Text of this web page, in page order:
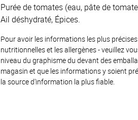
Purée de tomates (eau, pâte de
Ail déshydraté, Épices.
Pour avoir les informations les plus
nutritionnelles et les allergènes - veuillez
niveau du graphisme du devant des
magasin et que les informations y soient
la source d'information la plus fiable.